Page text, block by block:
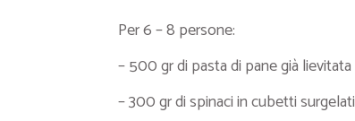
Per 6 – 8 persone:
– 500 gr di pasta di pane già lievitata
– 300 gr di spinaci in cubetti surgelati